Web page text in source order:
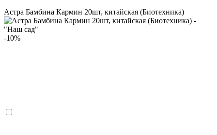
Астра Бамбина Кармин 20шт, китайская (Биотехника)
-10%